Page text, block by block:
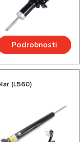
Podrobnosti
(L560)